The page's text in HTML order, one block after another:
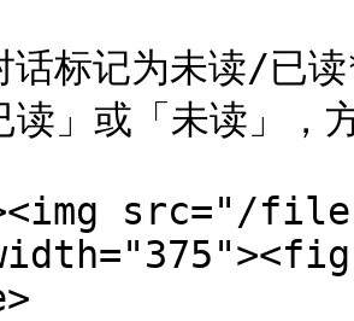
标记为未读/已读
读」或「未读」，
src="/